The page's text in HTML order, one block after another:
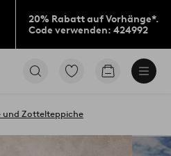
20% Rabatt auf Vorhänge*.
Code verwenden: 424992
Zu
Favoriten
Produkten
Zum
Zottelteppiche